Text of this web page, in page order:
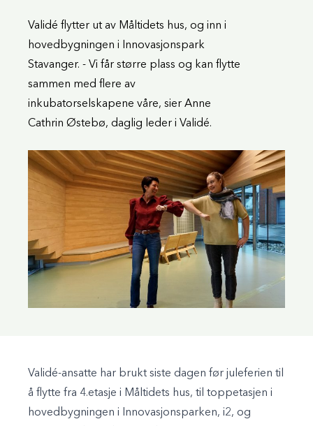
Validé flytter ut av Måltidets hus, og inn i
hovedbygningen i Innovasjonspark
Stavanger. - Vi får større plass og kan flytte
sammen med flere av
inkubatorselskapene våre, sier Anne
Cathrin Østebø, daglig leder i Validé.
Validé-ansatte har brukt siste dagen før juleferien til
å flytte fra 4.etasje i Måltidets hus, til toppetasjen i
hovedbygningen i Innovasjonsparken, i2, og